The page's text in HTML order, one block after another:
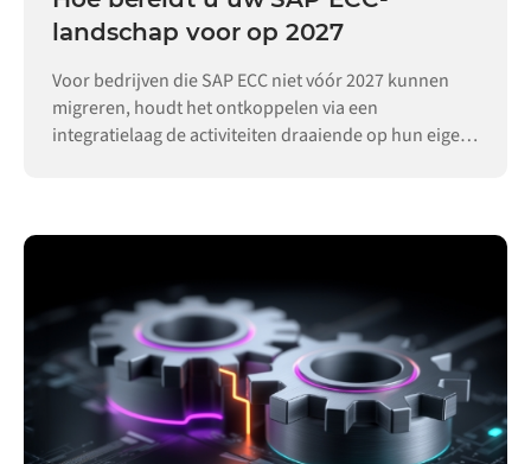
landschap voor op 2027
Voor bedrijven die SAP ECC niet vóór 2027 kunnen
migreren, houdt het ontkoppelen via een
integratielaag de activiteiten draaiende op hun eigen